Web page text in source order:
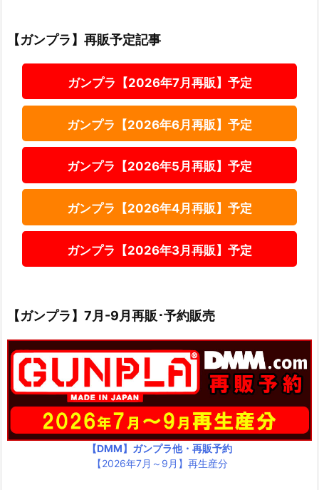
【ガンプラ】再販予定記事
ガンプラ【2026年7月再販】予定
ガンプラ【2026年6月再販】予定
ガンプラ【2026年5月再販】予定
ガンプラ【2026年4月再販】予定
ガンプラ【2026年3月再販】予定
【ガンプラ】7月-9月再販･予約販売
【DMM】ガンプラ他・再販予約
【2026年7月～9月】再生産分